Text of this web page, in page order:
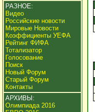
РАЗНОЕ:
Видео
Российские новости
Мировые Новости
Коэффициенты УЕФА
Рейтинг ФИФА
Тотализатор
Голосование
Поиск
Новый Форум
Старый Форум
Контакты
АРХИВЫ:
Олимпиада 2016